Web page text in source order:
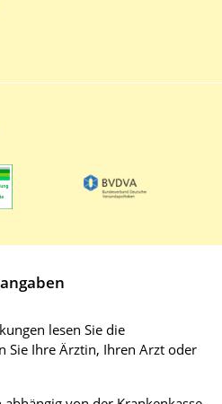
lesen Sie die
Sie Ihre Ärztin, Ihren Arzt oder